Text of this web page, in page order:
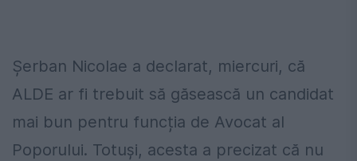
Șerban Nicolae a declarat, miercuri, că
ALDE ar fi trebuit să găsească un candidat
mai bun pentru funcția de Avocat al
Poporului. Totuși, acesta a precizat că nu